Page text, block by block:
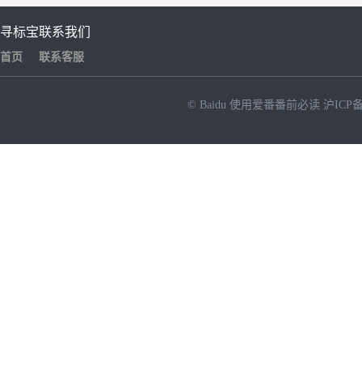
寻标宝
首页
联系我们
联系客服
© Baidu 使用爱番番前必读 沪ICP